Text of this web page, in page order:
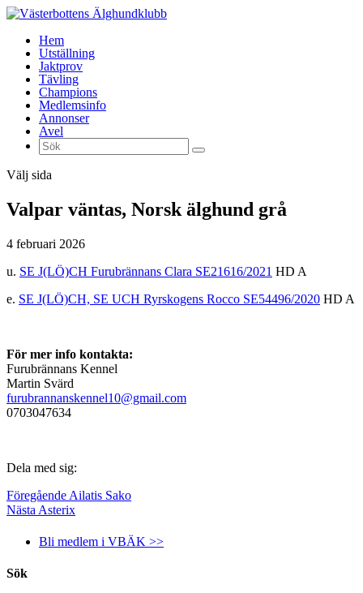
Hem
Utställning
Jaktprov
Tävling
Champions
Medlemsinfo
Annonser
Avel
Välj sida
Valpar väntas, Norsk älghund grå
4 februari 2026
u. SE J(LÖ)CH Furubrännans Clara SE21616/2021 HD A
e. SE J(LÖ)CH, SE UCH Ryrskogens Rocco SE54496/2020 HD A
För mer info kontakta:
Furubrännans Kennel
Martin Svärd
furubrannanskennel10@gmail.com
0703047634
Dela med sig:
Föregående Ailatis Sako
Nästa Asterix
Bli medlem i VBÄK >>
Sök